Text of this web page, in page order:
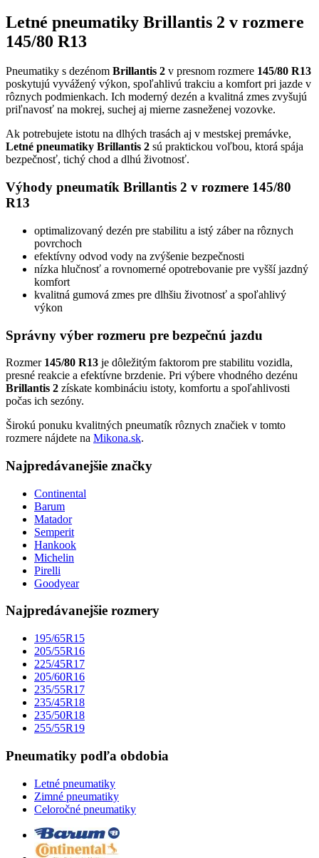
Letné pneumatiky Brillantis 2 v rozmere
145/80 R13
Pneumatiky s dezénom Brillantis 2 v presnom rozmere 145/80 R13
poskytujú vyvážený výkon, spoľahlivú trakciu a komfort pri jazde v
rôznych podmienkach. Ich moderný dezén a kvalitná zmes zvyšujú
priľnavosť na mokrej, suchej aj mierne zasneženej vozovke.
Ak potrebujete istotu na dlhých trasách aj v mestskej premávke,
Letné pneumatiky Brillantis 2 sú praktickou voľbou, ktorá spája
bezpečnosť, tichý chod a dlhú životnosť.
Výhody pneumatík Brillantis 2 v rozmere 145/80
R13
optimalizovaný dezén pre stabilitu a istý záber na rôznych
povrchoch
efektívny odvod vody na zvýšenie bezpečnosti
nízka hlučnosť a rovnomerné opotrebovanie pre vyšší jazdný
komfort
kvalitná gumová zmes pre dlhšiu životnosť a spoľahlivý
výkon
Správny výber rozmeru pre bezpečnú jazdu
Rozmer 145/80 R13 je dôležitým faktorom pre stabilitu vozidla,
presné reakcie a efektívne brzdenie. Pri výbere vhodného dezénu
Brillantis 2 získate kombináciu istoty, komfortu a spoľahlivosti
počas ich sezóny.
Širokú ponuku kvalitných pneumatík rôznych značiek v tomto
rozmere nájdete na Mikona.sk.
Najpredávanejšie značky
Continental
Barum
Matador
Semperit
Hankook
Michelin
Pirelli
Goodyear
Najpredávanejšie rozmery
195/65R15
205/55R16
225/45R17
205/60R16
235/55R17
235/45R18
235/50R18
255/55R19
Pneumatiky podľa obdobia
Letné pneumatiky
Zimné pneumatiky
Celoročné pneumatiky